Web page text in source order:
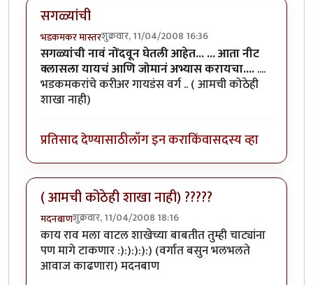
सगळ्यांची
भडकमकर मास्तरशुक्रवार, 11/04/2008 16:36
सगळ्यांची नावं नोंदवून घेतली आहेत...... आता नीट
क्लासला यायचं आणि जोमानं अभ्यास करायचा........
भडकमकरांचे करीअर गायडंस वर्ग .. ( आमची कोठेही
शाखा नाही)
प्रतिसाद देण्यासाठीलॉग इन कराकिंवासदस्य व्हा
( आमची कोठेही शाखा नाही) ?????
मदनबाणशुक्रवार, 11/04/2008 18:16
काय राव मला वाटल शाखेच्या बाबतीत तुम्ही चाट्यांना
पण मागे टाकणार :):):):):) (वर्गात बसुन भलभलते
आवाज काढणारा) मदनबाण